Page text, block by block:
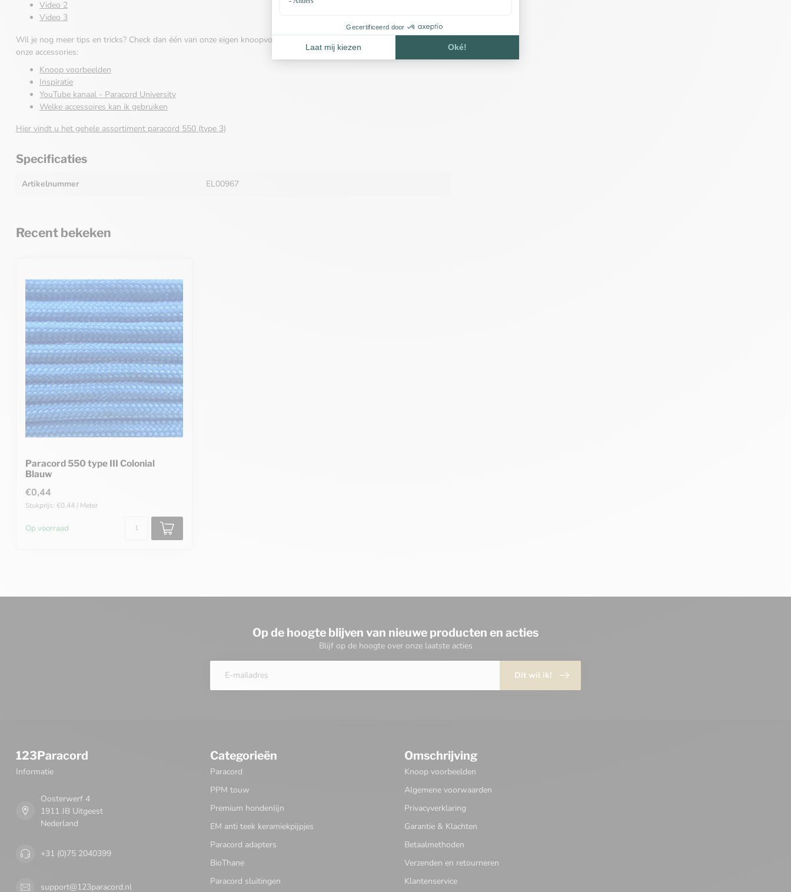
Video 2
Video 3
Wil je nog meer tips en tricks? Check dan één van onze eigen knoopvoorbeelden, Kleurconfigurator, YouTube kanaal en
onze accessories:
Knoop voorbeelden
Inspiratie
YouTube kanaal - Paracord University
Welke accessoires kan ik gebruiken
Hier vindt u het gehele assortiment paracord 550 (type 3)
Specificaties
Artikelnummer EL00967
Recent bekeken
Paracord 550 type III Colonial
Blauw
€0,44
Stukprijs: €0,44 / Meter
Op voorraad
Op de hoogte blijven van nieuwe producten en acties
Blijf op de hoogte over onze laatste acties
Dit wil ik!
123Paracord
Informatie
Oosterwerf 4
1911 JB Uitgeest
Nederland
+31 (0)75 2040399
support@123paracord.nl
Categorieën
Paracord
PPM touw
Premium hondenlijn
EM anti teek keramiekpijpjes
Paracord adapters
BioThane
Paracord sluitingen
Omschrijving
Knoop voorbeelden
Algemene voorwaarden
Privacyverklaring
Garantie & Klachten
Betaalmethoden
Verzenden en retourneren
Klantenservice